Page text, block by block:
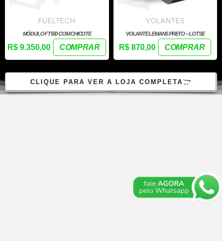
FUELTECH
MÓDULO FT550 COM CHICOTE
R$ 9.350,00 COMPRAR
VOLANTES
VOLANTE LEMANS PRETO – LOTSE
R$ 870,00 COMPRAR
CLIQUE PARA VER A LOJA COMPLETA